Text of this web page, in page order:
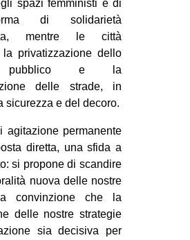
spazi femministi e di
di solidarietà
mentre le città
la privatizzazione dello
pubblico e la
delle strade, in
sicurezza e del decoro.
agitazione permanente
diretta, una sfida a
si propone di scandire
nuova delle nostre
convinzione che la
delle nostre strategie
sia decisiva per